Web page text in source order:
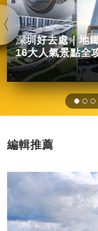
深圳好去處｜地
16大人氣景點全
編輯推薦